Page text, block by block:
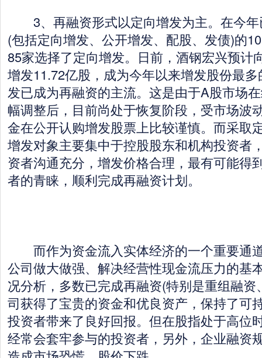
3、再融资形式以定向增发为主。在今年
(包括定向增发、公开增发、配股、发债)的
85家选择了定向增发。日前，酒钢宏兴预计
增发11.72亿股，成为今年以来增发股份最
发已成为再融资的主流。这是由于A股市场
幅调整后，目前尚处于恢复阶段，受市场波
金在公开认购增发股票上比较谨慎。而采取
增发对象主要集中于控股股东和机构投资者
资者沟通充分，增发价格合理，最有可能得
者的青睐，顺利完成再融资计划。
而作为资金流入实体经济的一个重要通
公司做大做强、解决经营性现金流压力的基
况分析，多数已完成再融资(特别是重组融
司获得了宝贵的资金和优良资产，保持了可
投资者带来了良好回报。但在股指处于高位
经常会套牢参与的投资者，另外，企业融资